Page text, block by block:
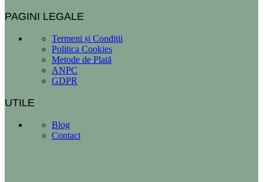
PAGINI LEGALE
Termeni și Condiții
Politica Cookies
Metode de Plată
ANPC
GDPR
UTILE
Blog
Contact